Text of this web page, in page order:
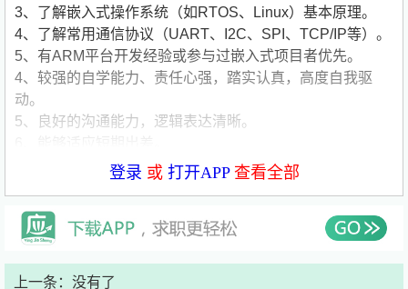
3、了解嵌入式操作系统（如RTOS、Linux）基本原理。
4、了解常用通信协议（UART、I2C、SPI、TCP/IP等）。
5、有ARM平台开发经验或参与过嵌入式项目者优先。
4、较强的自学能力、责任心强，踏实认真，高度自我驱
动。
5、良好的沟通能力，逻辑表达清晰。
7、工作地点可选深圳或杭州，接受2026届毕业生薪资另
公司名称:深圳华强实业股份有限公司
公司类型:上市公司
公司介绍:深圳华强实业股份有限公司创建于1979年，是一
登录 或 打开APP查看全部
上一条：没有了